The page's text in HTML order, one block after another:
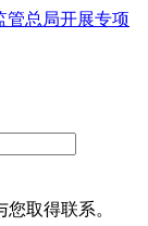
管总局开展专项
取得联系。